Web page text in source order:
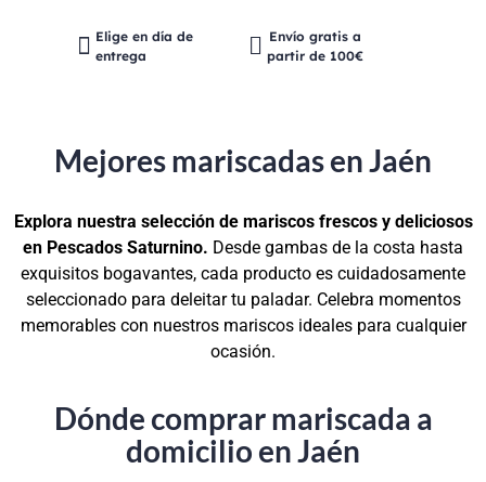
Elige en día de
entrega
Envío gratis a
partir de 100€
Mejores mariscadas en Jaén
Explora nuestra selección de mariscos frescos y deliciosos
en Pescados Saturnino. Desde gambas de la costa hasta
exquisitos bogavantes, cada producto es cuidadosamente
seleccionado para deleitar tu paladar. Celebra momentos
memorables con nuestros mariscos ideales para cualquier
ocasión.
Dónde comprar mariscada a
domicilio en Jaén